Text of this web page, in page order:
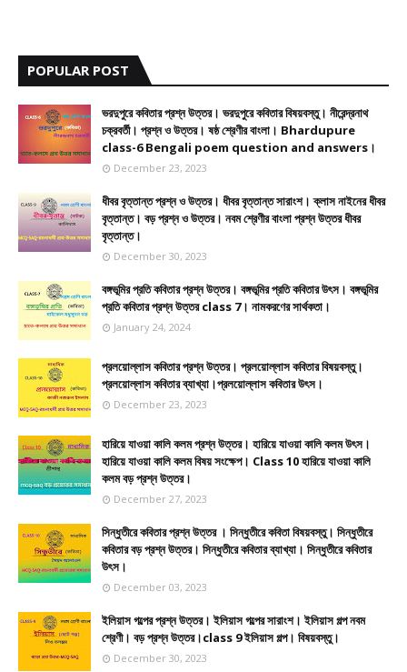
POPULAR POST
ভরদুপুরে কবিতার প্রশ্ন উত্তর। ভরদুপুরে কবিতার বিষয়বস্তু। নীরেন্দ্রনাথ
চক্রবর্তী। প্রশ্ন ও উত্তর। ষষ্ঠ শ্রেণীর বাংলা। Bhardupure
class-6 Bengali poem question and answers।
December 23, 2023
ধীবর বৃত্তান্ত প্রশ্ন ও উত্তর। ধীবর বৃত্তান্ত সারাংশ। ক্লাস নাইনের ধীবর
বৃত্তান্ত। বড় প্রশ্ন ও উত্তর। নবম শ্রেণীর বাংলা প্রশ্ন উত্তর ধীবর
বৃত্তান্ত।
December 30, 2023
বঙ্গভূমির প্রতি কবিতার প্রশ্ন উত্তর। বঙ্গভূমির প্রতি কবিতার উৎস। বঙ্গভূমির
প্রতি কবিতার প্রশ্ন উত্তর class 7। নামকরণের সার্থকতা।
January 24, 2024
প্রলয়োল্লাস কবিতার প্রশ্ন উত্তর। প্রলয়োল্লাস কবিতার বিষয়বস্তু।
প্রলয়োল্লাস কবিতার ব্যাখ্যা।প্রলয়োল্লাস কবিতার উৎস।
December 23, 2023
হারিয়ে যাওয়া কালি কলম প্রশ্ন উত্তর। হারিয়ে যাওয়া কালি কলম উৎস।
হারিয়ে যাওয়া কালি কলম বিষয় সংক্ষেপ। Class 10 হারিয়ে যাওয়া কালি
কলম বড় প্রশ্ন উত্তর।
December 27, 2023
সিন্ধুতীরে কবিতার প্রশ্ন উত্তর । সিন্ধুতীরে কবিতা বিষয়বস্তু। সিন্ধুতীরে
কবিতার বড় প্রশ্ন উত্তর। সিন্ধুতীরে কবিতার ব্যাখ্যা। সিন্ধুতীরে কবিতার
উৎস।
December 03, 2023
ইলিয়াস গল্পের প্রশ্ন উত্তর। ইলিয়াস গল্পের সারাংশ। ইলিয়াস গল্প নবম
শ্রেণী। বড় প্রশ্ন উত্তর।class 9 ইলিয়াস গল্প। বিষয়বস্তু।
December 30, 2023